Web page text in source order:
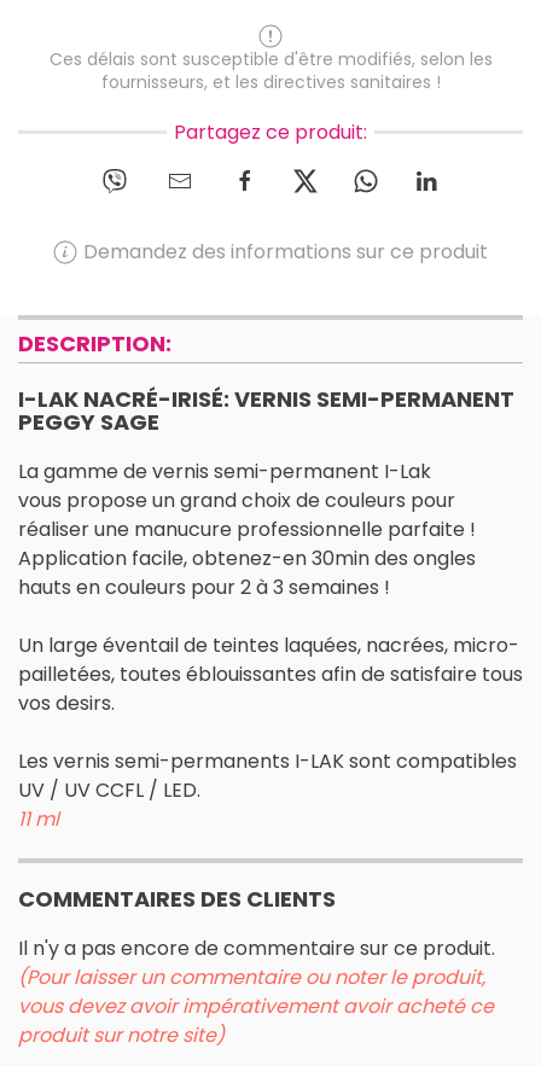
Ces délais sont susceptible d'être modifiés, selon les
fournisseurs, et les directives sanitaires !
Partagez ce produit:
Demandez des informations sur ce produit
DESCRIPTION:
I-LAK NACRÉ-IRISÉ: VERNIS SEMI-PERMANENT
PEGGY SAGE
La gamme de vernis semi-permanent I-Lak
vous propose un grand choix de couleurs pour
réaliser une manucure professionnelle parfaite !
Application facile, obtenez-en 30min des ongles
hauts en couleurs pour 2 à 3 semaines !
Un large éventail de teintes laquées, nacrées, micro-
pailletées, toutes éblouissantes afin de satisfaire tous
vos desirs.
Les vernis semi-permanents I-LAK sont compatibles
UV / UV CCFL / LED.
11 ml
COMMENTAIRES DES CLIENTS
Il n'y a pas encore de commentaire sur ce produit.
(Pour laisser un commentaire ou noter le produit,
vous devez avoir impérativement avoir acheté ce
produit sur notre site)